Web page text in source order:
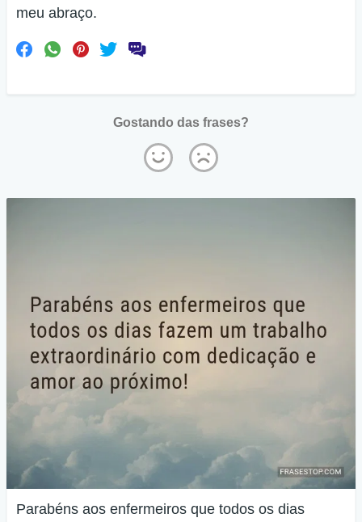
meu abraço.
Gostando das frases?
Parabéns aos enfermeiros que todos os dias